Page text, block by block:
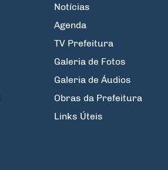
Notícias
Agenda
TV Prefeitura
Galeria de Fotos
Galeria de Áudios
Obras da Prefeitura
Links Úteis